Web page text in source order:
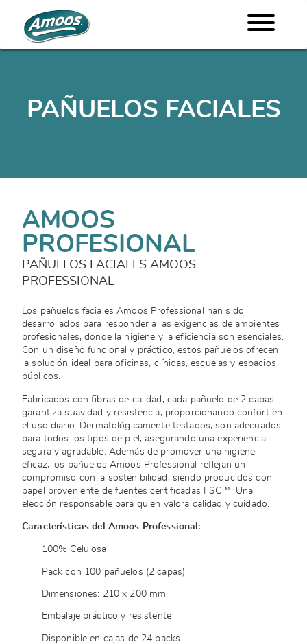
PAÑUELOS FACIALES
AMOOS
PROFESIONAL
PAÑUELOS FACIALES AMOOS
PROFESSIONAL
Los pañuelos faciales Amoos Professional han sido
desarrollados para responder a las exigencias de ambientes
profesionales, donde la higiene y la eficiencia son esenciales.
Con un diseño funcional y práctico, estos pañuelos ofrecen
la solución ideal para oficinas, clínicas, escuelas y espacios
públicos.
Fabricados con fibras de calidad, cada pañuelo de 2 capas
garantiza suavidad y resistencia, proporcionando confort en
el uso diario. Dermatológicamente testados, son adecuados
para todos los tipos de piel, asegurando una experiencia
segura y agradable. Además de promover una higiene
eficaz, los pañuelos Amoos Professional reflejan un
compromiso con la sostenibilidad, siendo producidos con
papel proveniente de fuentes certificadas FSC™. Una
elección responsable para quien valora calidad y cuidado.
Características del Amoos Professional:
100% Celulosa
Pack con 100 pañuelos (2 capas)
Dimensiones: 210 x 200 mm
Embalaje práctico y resistente
Disponible en cajas de 24 packs